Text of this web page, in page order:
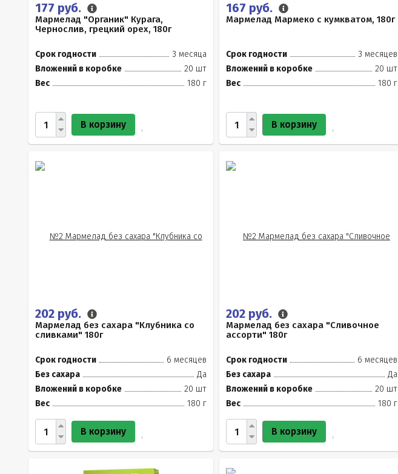
177 руб.
Мармелад "Органик" Курага,
Чернослив, грецкий орех, 180г
Срок годности
3 месяца
Вложений в коробке
20 шт
Вес
180 г
В корзину
167 руб.
Мармелад Мармеко с кумкватом, 180г
Срок годности
3 месяцев
Вложений в коробке
20 шт
Вес
180 г
В корзину
202 руб.
Мармелад без сахара "Клубника со
сливками" 180г
Срок годности
6 месяцев
Без сахара
Да
Вложений в коробке
20 шт
Вес
180 г
В корзину
202 руб.
Мармелад без сахара "Сливочное
ассорти" 180г
Срок годности
6 месяцев
Без сахара
Да
Вложений в коробке
20 шт
Вес
180 г
В корзину